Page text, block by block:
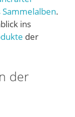
.
ins
der
der